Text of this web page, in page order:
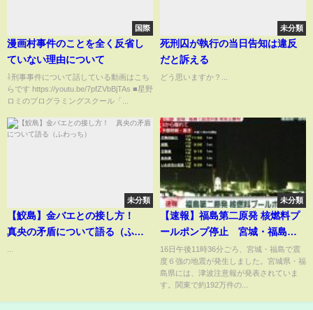
国際
漫画村事件のことを全く反省し
ていない理由について
⇩刑事事件について話している動画はこち
らです https://youtu.be/7pfZVbBjTAs ■星野
ロミのプログラミングスクール「...
未分類
死刑囚が執行の当日告知は違反
だと訴える
どう思いますか？...
未分類
【鮫島】金バエとの接し方！
真央の矛盾について語る（ふわ
未分類
【速報】福島第二原発 核燃料プ
ールポンプ停止 宮城・福島で
震度６強
16日午後11時36分ごろ、宮城・福島で震
度６強の地震が発生しました。宮城県・福
島県には、津波注意報が発表されていま
す。関東で約192万件の...